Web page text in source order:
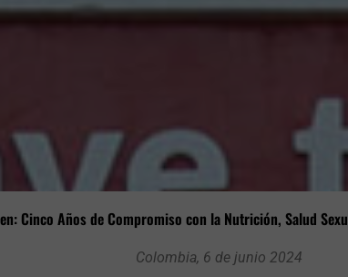
Cinco Años de Compromiso con la Nutrición, Salud
Colombia, 6 de junio 2024